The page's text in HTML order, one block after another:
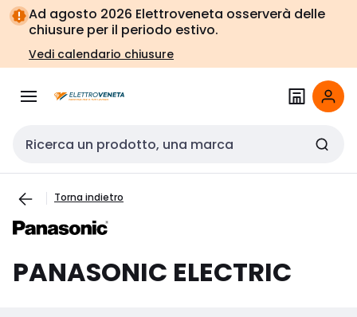
Vai alla
navigazione
Vai
alla
pagina
Ad agosto 2026 Elettroveneta osserverà delle
chiusure per il periodo estivo.
Vedi calendario chiusure
Cerca input
Torna indietro
PANASONIC ELECTRIC